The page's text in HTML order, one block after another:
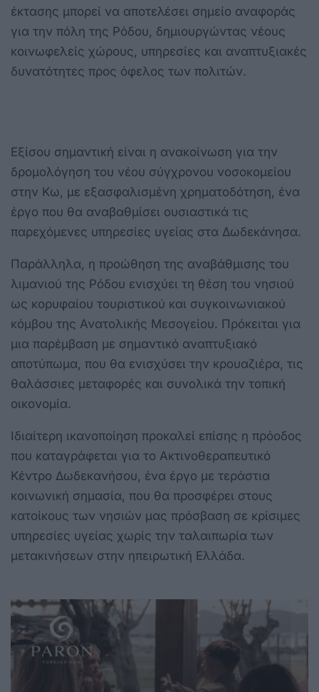
έκτασης μπορεί να αποτελέσει σημείο αναφοράς
για την πόλη της Ρόδου, δημιουργώντας νέους
κοινωφελείς χώρους, υπηρεσίες και αναπτυξιακές
δυνατότητες προς όφελος των πολιτών.
Εξίσου σημαντική είναι η ανακοίνωση για την
δρομολόγηση του νέου σύγχρονου νοσοκομείου
στην Κω, με εξασφαλισμένη χρηματοδότηση, ένα
έργο που θα αναβαθμίσει ουσιαστικά τις
παρεχόμενες υπηρεσίες υγείας στα Δωδεκάνησα.
Παράλληλα, η προώθηση της αναβάθμισης του
λιμανιού της Ρόδου ενισχύει τη θέση του νησιού
ως κορυφαίου τουριστικού και συγκοινωνιακού
κόμβου της Ανατολικής Μεσογείου. Πρόκειται για
μια παρέμβαση με σημαντικό αναπτυξιακό
αποτύπωμα, που θα ενισχύσει την κρουαζιέρα, τις
θαλάσσιες μεταφορές και συνολικά την τοπική
οικονομία.
Ιδιαίτερη ικανοποίηση προκαλεί επίσης η πρόοδος
που καταγράφεται για το Ακτινοθεραπευτικό
Κέντρο Δωδεκανήσου, ένα έργο με τεράστια
κοινωνική σημασία, που θα προσφέρει στους
κατοίκους των νησιών μας πρόσβαση σε κρίσιμες
υπηρεσίες υγείας χωρίς την ταλαιπωρία των
μετακινήσεων στην ηπειρωτική Ελλάδα.